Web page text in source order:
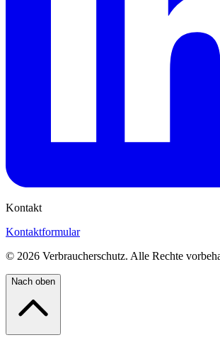
Kontakt
Kontaktformular
© 2026 Verbraucherschutz. Alle Rechte
Nach oben